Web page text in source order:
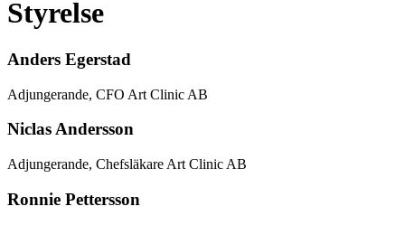
Styrelse
Anders Egerstad
Adjungerande, CFO Art Clinic AB
Niclas Andersson
Adjungerande, Chefsläkare Art Clinic AB
Ronnie Pettersson